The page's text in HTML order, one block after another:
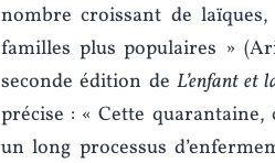
nombre croissant de
familles plus populaires »
seconde édition de L’enfant et
précise : « Cette quarantaine,
un long processus